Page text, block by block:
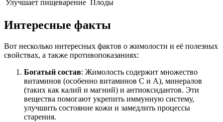
Улучшает пищеварение Плоды
Интересные факты
Вот несколько интересных фактов о жимолости и её полезных
свойствах, а также противопоказаниях:
Богатый состав: Жимолость содержит множество
витаминов (особенно витаминов C и A), минералов
(таких как калий и магний) и антиоксидантов. Эти
вещества помогают укрепить иммунную систему,
улучшить состояние кожи и замедлить процессы
старения.